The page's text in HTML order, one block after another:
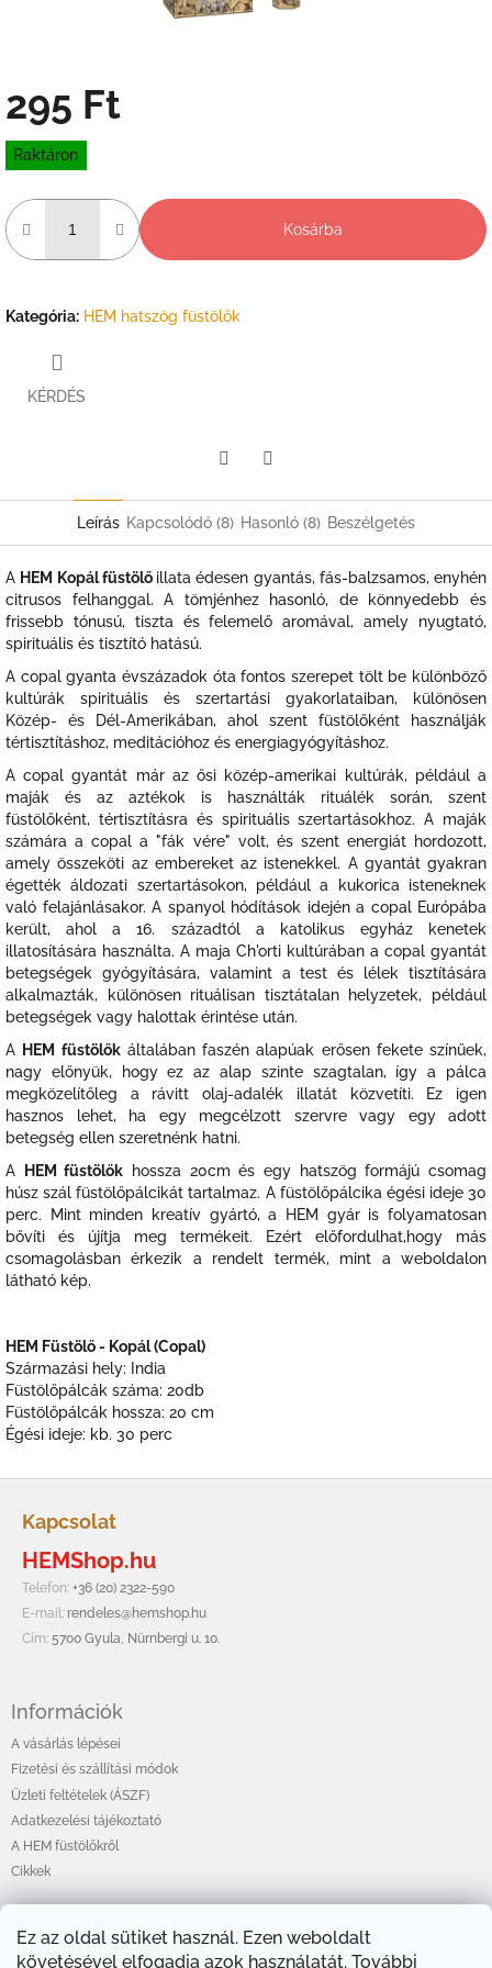
Ez az oldal sütiket használ. Ezen weboldalt
követésével elfogadja azok használatát. További
295 Ft
Egységár:
Raktáron
Kosárba
Kategória: HEM hatszög füstölők
KÉRDÉS
Leírás Kapcsolódó (8) Hasonló (8) Beszélgetés
A HEM Kopál füstölő illata édesen gyantás, fás-balzsamos, enyhén
citrusos felhanggal. A tömjénhez hasonló, de könnyedebb és
frissebb tónusú, tiszta és felemelő aromával, amely nyugtató,
spirituális és tisztító hatású.
A copal gyanta évszázadok óta fontos szerepet tölt be különböző
kultúrák spirituális és szertartási gyakorlataiban, különösen
Közép- és Dél-Amerikában, ahol szent füstölőként használják
tértisztításhoz, meditációhoz és energiagyógyításhoz.
A copal gyantát már az ősi közép-amerikai kultúrák, például a
maják és az aztékok is használták rituálék során, szent
füstölőként, tértisztításra és spirituális szertartásokhoz. A maják
számára a copal a "fák vére" volt, és szent energiát hordozott,
amely összeköti az embereket az istenekkel. A gyantát gyakran
égették áldozati szertartásokon, például a kukorica isteneknek
való felajánlásakor. A spanyol hódítások idején a copal Európába
került, ahol a 16. századtól a katolikus egyház kenetek
illatosítására használta. A maja Ch'orti kultúrában a copal gyantát
betegségek gyógyítására, valamint a test és lélek tisztítására
alkalmazták, különösen rituálisan tisztátalan helyzetek, például
betegségek vagy halottak érintése után.
A HEM füstölőkáltalában faszén alapúak erősen fekete színűek,
nagy előnyük, hogy ez az alap szinte szagtalan, így a pálca
megközelítőleg a rávitt olaj-adalék illatát közvetíti. Ez igen
hasznos lehet, ha egy megcélzott szervre vagy egy adott
betegség ellen szeretnénk hatni.
A
HEM füstölők hossza 20cm és egy hatszög formájú csomag
húsz szál füstölőpálcikát tartalmaz. A füstölőpálcika égési ideje 30
perc. Mint minden kreatív gyártó, a HEM gyár is folyamatosan
bővíti és újítja meg termékeit. Ezért előfordulhat,hogy más
csomagolásban érkezik a rendelt termék, mint a weboldalon
látható kép.
HEM Füstölő - Kopál (Copal)
Származási hely: India
Füstölőpálcák száma: 20db
Füstölőpálcák hossza: 20 cm
Égési ideje: kb. 30 perc
Kapcsolat
HEMShop.hu
Telefon: +36 (20) 2322-590
E-mail: rendeles@hemshop.hu
Cím: 5700 Gyula, Nürnbergi u. 10.
Információk
A vásárlás lépései
Fizetési és szállítási módok
Üzleti feltételek (ÁSZF)
Adatkezelési tájékoztató
A HEM füstölőkről
Cikkek
Online fizetési lehetőséget biztosítunk